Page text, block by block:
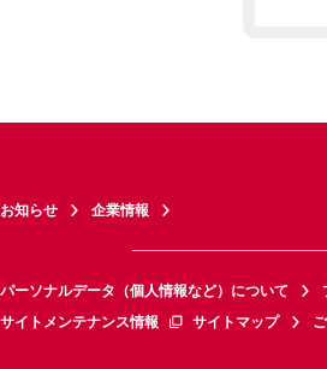
お知らせ 企業情報
パーソナルデータ（個人情報など）について
サイトメンテナンス情報
サイトマップ